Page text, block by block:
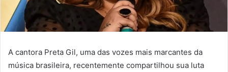
A cantora Preta Gil, uma das vozes mais marcantes da
música brasileira, recentemente compartilhou sua luta